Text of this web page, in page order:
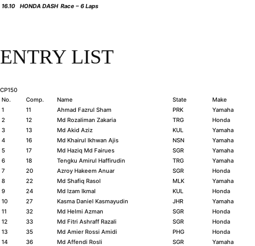
16.10
HONDA DASH Race – 6 Laps
ENTRY LIST
CP150
No.
Comp. Name State Make
1
11 Ahmad Fazrul Sham PRK Yamaha
2
12 Md Rozaliman Zakaria TRG Honda
3
13 Md Akid Aziz KUL Yamaha
4
16 Md Khairul Ikhwan Ajis NSN Yamaha
5
17 Md Haziq Md Fairues SGR Yamaha
6
18 Tengku Amirul Haffirudin TRG Yamaha
7
20 Azroy Hakeem Anuar SGR Honda
8
22 Md Shafiq Rasol MLK Yamaha
9
24 Md Izam Ikmal KUL Honda
10
27 Kasma Daniel Kasmayudin JHR Yamaha
11
32 Md Helmi Azman SGR Honda
12
33 Md Fitri Ashraff Razali SGR Honda
13
35 Md Amier Rossi Amidi PHG Honda
14
36 Md Affendi Rosli SGR Yamaha